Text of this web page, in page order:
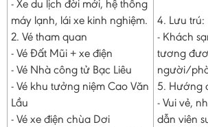
- Xe du lịch đời mới, hệ thống
máy lạnh, lái xe kinh nghiệm.
2. Vé tham quan
- Vé Đất Mũi + xe điện
- Vé Nhà công tử Bạc Liêu
- Vé khu tưởng niệm Cao Văn
Lầu
- Vé xe điện chùa Dơi
4. Lưu trú:
- Khách
tương
người/
5. Hướng
- Vui vẻ,
dẫn viên